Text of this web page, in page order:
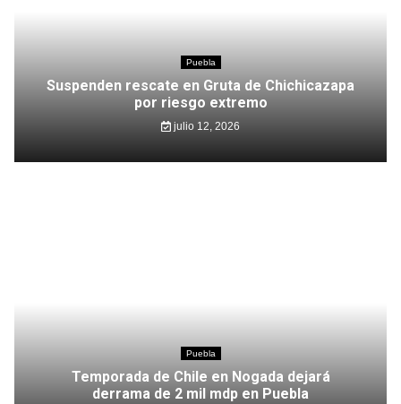
Puebla
Suspenden rescate en Gruta de Chichicazapa
por riesgo extremo
julio 12, 2026
Puebla
Temporada de Chile en Nogada dejará
derrama de 2 mil mdp en Puebla